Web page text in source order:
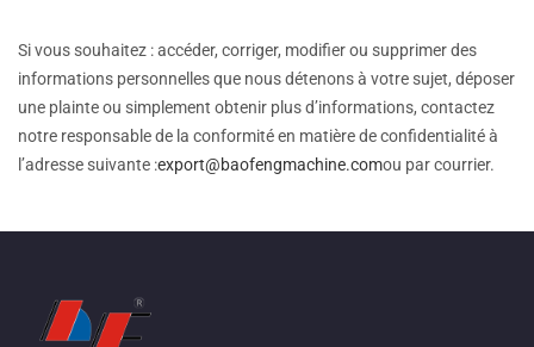
Si vous souhaitez : accéder, corriger, modifier ou supprimer des
informations personnelles que nous détenons à votre sujet, déposer
une plainte ou simplement obtenir plus d’informations, contactez
notre responsable de la conformité en matière de confidentialité à
l’adresse suivante :export@baofengmachine.comou par courrier.